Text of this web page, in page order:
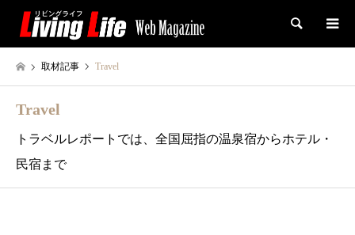
検索
取材記事 Travel
Travel
トラベルレポートでは、全国屈指の温泉宿からホテル・
民宿まで